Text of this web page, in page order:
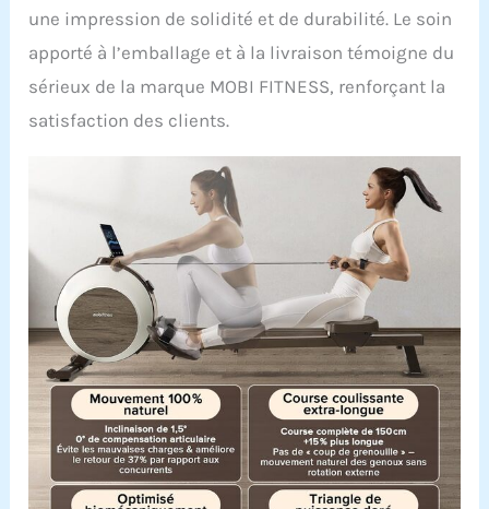
technologie intelligente
équipements durables et
haut de gamme. Avec
d’appareils vendus en
Nord, Asie et Australie,
chaque produit est testé
rigoureusement pour
garantir qualité et
longévité. Atteignez vos
objectifs plus vite, sans
stress articulaire !
une impression de solidité et de durabilité. Le soin
apporté à l’emballage et à la livraison témoigne du
sérieux de la marque MOBI FITNESS, renforçant la
satisfaction des clients.